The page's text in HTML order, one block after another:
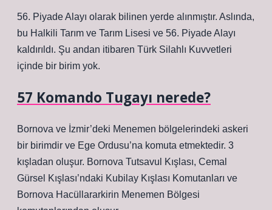
56. Piyade Alayı olarak bilinen yerde alınmıştır. Aslında,
bu Halkili Tarım ve Tarım Lisesi ve 56. Piyade Alayı
kaldırıldı. Şu andan itibaren Türk Silahlı Kuvvetleri
içinde bir birim yok.
57 Komando Tugayı nerede?
Bornova ve İzmir’deki Menemen bölgelerindeki askeri
bir birimdir ve Ege Ordusu’na komuta etmektedir. 3
kışladan oluşur. Bornova Tutsavul Kışlası, Cemal
Gürsel Kışlası’ndaki Kubilay Kışlası Komutanları ve
Bornova Hacüllararkirin Menemen Bölgesi